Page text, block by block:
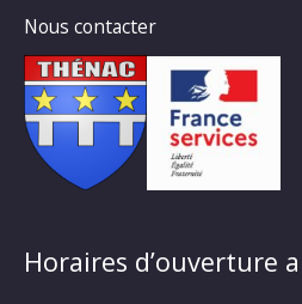
Nous contacter
Horaires d’ouverture